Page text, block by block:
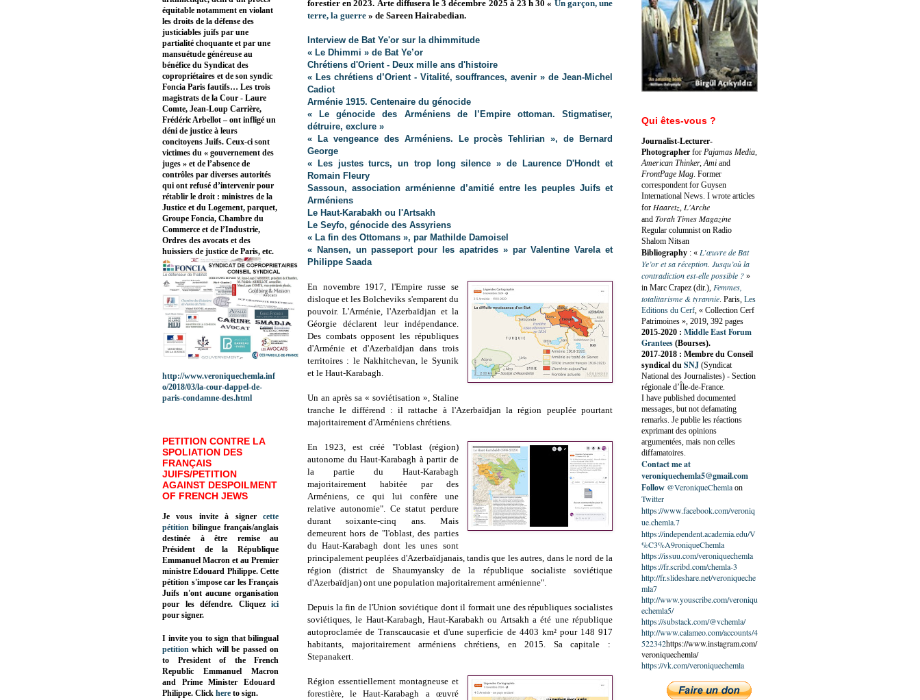
forestier en 2023. Arte diffusera le 3 décembre 2025 à 23 h 30 « Un garçon, une
terre, la guerre » de Sareen Hairabedian.
Interview de Bat Ye'or sur la dhimmitude
« Le Dhimmi » de Bat Ye’or
Chrétiens d'Orient - Deux mille ans d'histoire
« Les chrétiens d’Orient - Vitalité, souffrances, avenir » de Jean-Michel
Cadiot
Arménie 1915. Centenaire du génocide
« Le génocide des Arméniens de l’Empire ottoman. Stigmatiser,
détruire, exclure »
« La vengeance des Arméniens. Le procès Tehlirian », de Bernard
George
« Les justes turcs, un trop long silence » de Laurence D'Hondt et
Romain Fleury
Sassoun, association arménienne d’amitié entre les peuples Juifs et
Arméniens
Le Haut-Karabakh ou l'Artsakh
Le Seyfo, génocide des Assyriens
« La fin des Ottomans », par Mathilde Damoisel
« Nansen, un passeport pour les apatrides » par Valentine Varela et
Philippe Saada
En novembre 1917, l'Empire russe se
disloque et les Bolcheviks s'emparent du
pouvoir. L'Arménie, l'Azerbaïdjan et la
Géorgie déclarent leur indépendance.
Des combats opposent les républiques
d'Arménie et d'Azerbaïdjan dans trois
territoires : le Nakhitchevan, le Syunik
et le Haut-Karabagh.
Un an après sa « soviétisation », Staline
tranche le différend : il rattache à l'Azerbaïdjan la région peuplée pourtant
majoritairement d'Arméniens chrétiens.
En 1923, est créé "l'oblast (région)
autonome du Haut-Karabagh à partir de
la partie du Haut-Karabagh
majoritairement habitée par des
Arméniens, ce qui lui confère une
relative autonomie". Ce statut perdure
durant soixante-cinq ans. Mais
demeurent hors de "l'oblast, des parties
du Haut-Karabagh dont les unes sont
principalement peuplées d'Azerbaïdjanais, tandis que les autres, dans le nord de la
région (district de Shaumyansky de la république socialiste soviétique
d'Azerbaïdjan) ont une population majoritairement arménienne".
Depuis la fin de l'Union soviétique dont il formait une des républiques socialistes
soviétiques, le Haut-Karabagh, Haut-Karabakh ou Artsakh a été une république
autoproclamée de Transcaucasie et d'une superficie de 4403 km² pour 148 917
habitants, majoritairement arméniens chrétiens, en 2015. Sa capitale :
Stepanakert.
Région essentiellement montagneuse et
forestière, le Haut-Karabagh a œuvré
équitable notamment en violant
les droits de la défense des
justiciables juifs par une
partialité choquante et par une
mansuétude généreuse au
bénéfice du Syndicat des
copropriétaires et de son syndic
Foncia Paris fautifs… Les trois
magistrats de la Cour - Laure
Comte, Jean-Loup Carrière,
Frédéric Arbellot – ont infligé un
déni de justice à leurs
concitoyens Juifs. Ceux-ci sont
victimes du « gouvernement des
juges » et de l’absence de
contrôles par diverses autorités
qui ont refusé d’intervenir pour
rétablir le droit : ministres de la
Justice et du Logement, parquet,
Groupe Foncia, Chambre du
Commerce et de l’Industrie,
Ordres des avocats et des
huissiers de justice de Paris, etc.
http://www.veroniquechemla.inf
o/2018/03/la-cour-dappel-de-
paris-condamne-des.html
PETITION CONTRE LA
SPOLIATION DES
FRANÇAIS
JUIFS/PETITION
AGAINST DESPOILMENT
OF FRENCH JEWS
Je vous invite à signer cette
pétition bilingue français/anglais
destinée à être remise au
Président de la République
Emmanuel Macron et au Premier
ministre Edouard Philippe. Cette
pétition s'impose car les Français
Juifs n'ont aucune organisation
pour les défendre. Cliquez
ici
pour signer.
I invite you to sign that bilingual
petition which will be passed on
to President of the French
Republic Emmanuel Macron
and Prime Minister Edouard
Philippe. Click here to sign.
Qui êtes-vous ?
Journalist-Lecturer-
Photographer for Pajamas Media,
American Thinker, Ami and
FrontPage Mag. Former
correspondent for Guysen
International News. I wrote articles
for Haaretz, L'Arche
and Torah Times Magazine
Regular columnist on Radio
Shalom Nitsan
Bibliography : « L’œuvre de Bat
Ye’or et sa réception. Jusqu’où la
contradiction est-elle possible ? »
in Marc Crapez (dir.), Femmes,
totalitarisme & tyrannie. Paris, Les
Editions du Cerf, « Collection Cerf
Patrimoines », 2019, 392 pages
2015-2020 : Middle East Forum
Grantees (Bourses).
2017-2018 : Membre du Conseil
syndical du SNJ (Syndicat
National des Journalistes) - Section
régionale d’Île-de-France.
I have published documented
messages, but not defamating
remarks. Je publie les réactions
exprimant des opinions
argumentées, mais non celles
diffamatoires.
Contact me at
veroniquechemla5@gmail.com
Follow @VeroniqueChemlaon
Twitter
https://www.facebook.com/veroniq
ue.chemla.7
https://independent.academia.edu/V
%C3%A9roniqueChemla
https://issuu.com/veroniquechemla
https://fr.scribd.com/chemla-3
http://fr.slideshare.net/veroniqueche
mla7
http://www.youscribe.com/veroniqu
echemla5/
https://substack.com/@vchemla/
http://www.calameo.com/accounts/4
522342https://www.instagram.com/
veroniquechemla/
https://vk.com/veroniquechemla